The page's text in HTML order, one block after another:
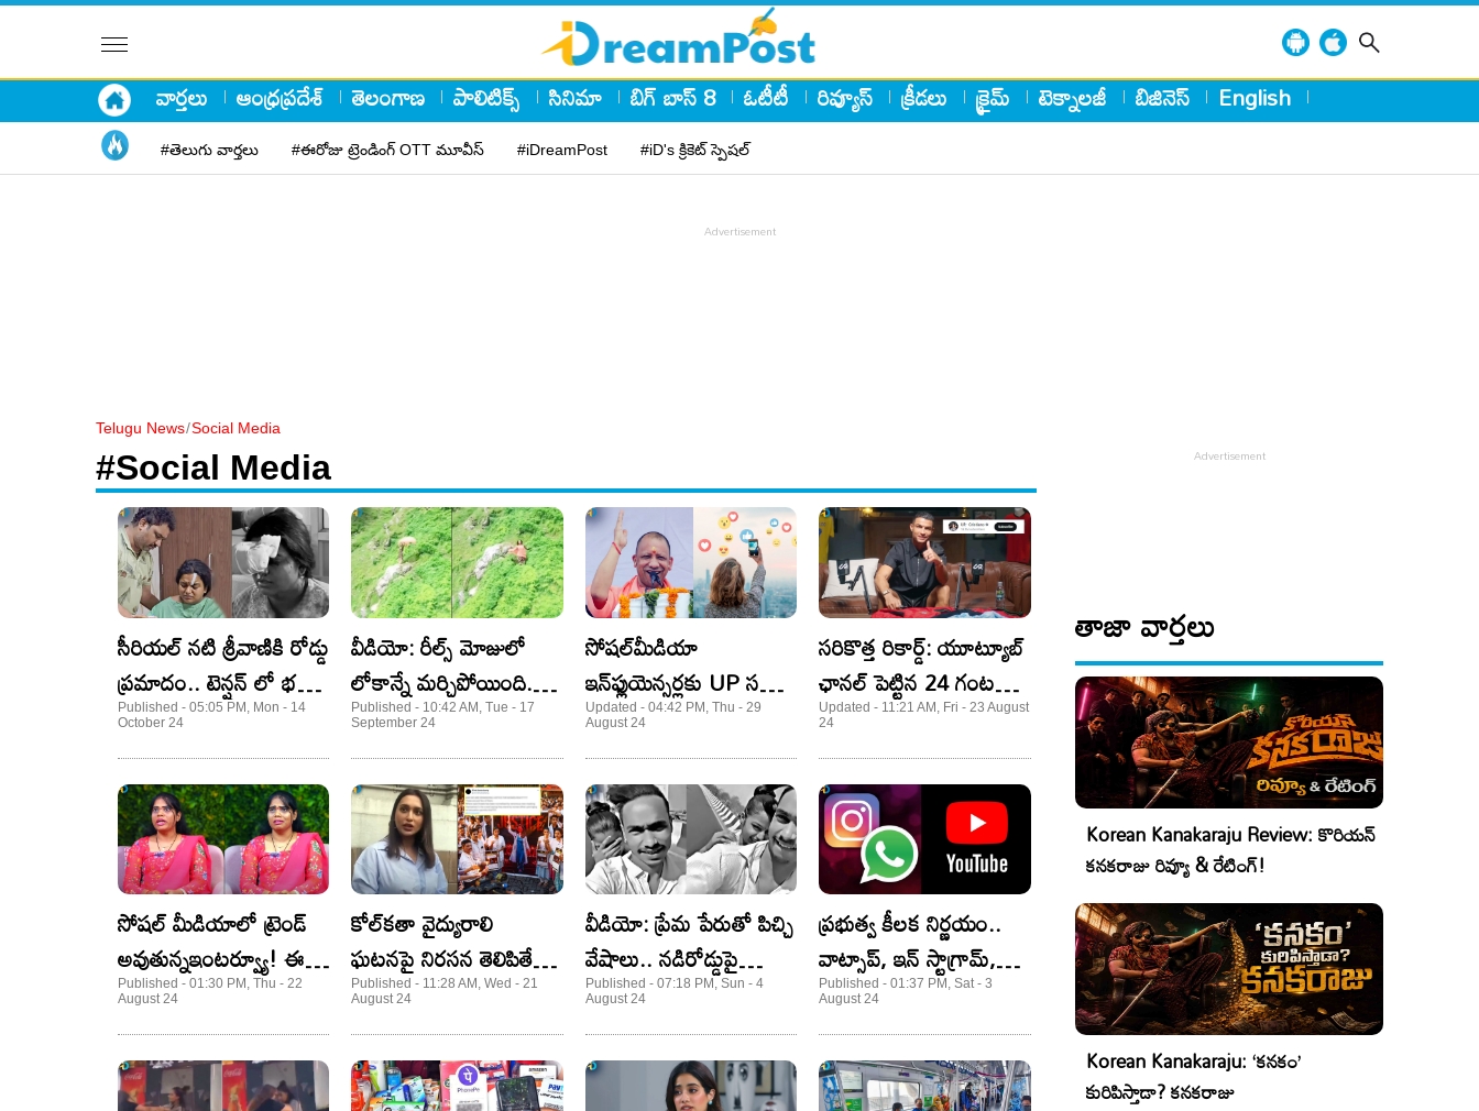
వార్తలు ఆంధ్రప్రదేశ్ తెలంగాణ పాలిటిక్స్ సినిమా బిగ్ బాస్ 8 ఓటీటీ రివ్యూస్ క్రీడలు క్రైమ్ టెక్నాలజీ బిజినెస్ English
#తెలుగు వార్తలు #ఈరోజు ట్రెండింగ్ OTT మూవీస్ #iDreamPost #iD's క్రికెట్ స్పెషల్
Telugu News/Social Media
#Social Media
సీరియల్ నటి శ్రీవాణికి రోడ్డు
ప్రమాదం.. టెన్షన్ లో భర్త
విక్రమాదిత్య
Published - 05:05 PM, Mon - 14
October 24
వీడియో: రీల్స్ మోజులో
లోకాన్నే మర్చిపోయింది.. ఆ
తర్వాత ఏమైందంటే?
Published - 10:42 AM, Tue - 17
September 24
సోషల్‌మీడియా
ఇన్‌ఫ్లుయెన్సర్లకు UP సర్కార్‌
బంపరాఫర్‌.. ఇలా చేస్తే
నెలకు రూ.8 లక్షలు
Updated - 04:42 PM, Thu - 29
August 24
సరికొత్త రికార్డ్‌: యూట్యూబ్‌
ఛానల్‌ పెట్టిన 24 గంటల్లో
17+ మిలియన్‌
సబ్‌స్క్రైబర్లు!
Updated - 11:21 AM, Fri - 23 August
24
సోషల్ మీడియాలో ట్రెండ్
అవుతున్నఇంటర్వ్యూ! ఈమె
కథ ఏమిటో తెలుసా?
Published - 01:30 PM, Thu - 22
August 24
కోల్‌కతా వైద్యురాలి
ఘటనపై నిరసన తెలిపితే..
నన్ను బెదిరిస్తున్నారు:నటి
మిమీ చక్రవర్తి
Published - 11:28 AM, Wed - 21
August 24
వీడియో: ప్రేమ పేరుతో పిచ్చి
వేషాలు.. నడిరోడ్డుపై
రెచ్చిపోయిన వైనం!
Published - 07:18 PM, Sun - 4
August 24
ప్రభుత్వ కీలక నిర్ణయం..
వాట్సాప్, ఇన్ స్టాగ్రామ్,
యూట్యూబ్ లపై నిషేధం!
Published - 01:37 PM, Sat - 3
August 24
తాజా వార్తలు
Korean Kanakaraju Review: కొరియన్
కనకరాజు రివ్యూ & రేటింగ్!
Korean Kanakaraju: ‘కనకం’
కురిపిస్తాడా? కనకరాజు